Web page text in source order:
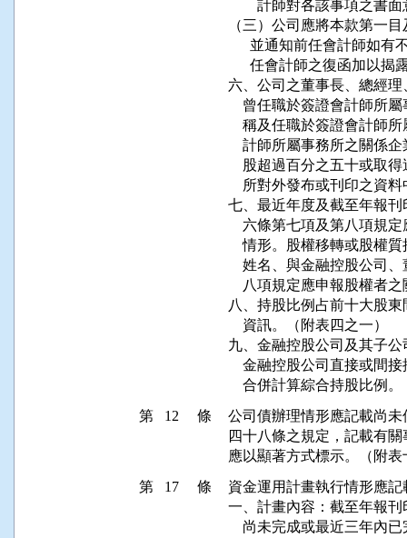
計師對各該事項之書
（三）公司應將本款第一
並通知前任會計師如
任會計師之復函加以揭
六、公司之董事長、總經
曾任職於簽證會計師所
稱及任職於簽證會計師
計師所屬事務所之關係
股超過百分之五十或取
所對外發布或刊印之資
七、最近年度及截至年報
六條第七項及第八項規
情形。股權移轉或股權
姓名、與金融控股公司
八項規定應申報股權者
八、持股比例占前十大股
    資訊。（附表四之一）
九、金融控股公司及其子
金融控股公司直接或間
合併計算綜合持股比例
第 12 條
公司債辦理情形應記載尚
四十八條之規定，記載有
應以顯著方式標示。（附表
第 17 條
資金運用計畫執行情形應
一、計畫內容：截至年報
尚未完成或最近三年內